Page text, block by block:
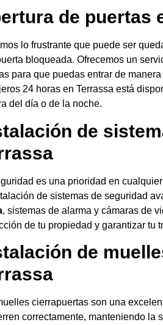
de puertas
lo frustrante que puede ser
bloqueada. Ofrecemos un
para que puedas entrar de
24 horas en Terrassa está
del día o de la noche.
de
es una prioridad en
de sistemas de seguridad
, sistemas de alarma y cámaras de
de tu propiedad y garantizar tu
de
cierrapuertas son una
correctamente, manteniendo la